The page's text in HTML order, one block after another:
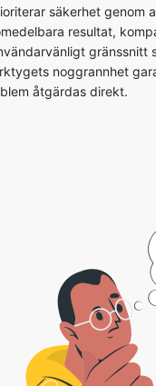
säkerhet genom
resultat,
gränssnitt
noggrannhet
åtgärdas direkt.